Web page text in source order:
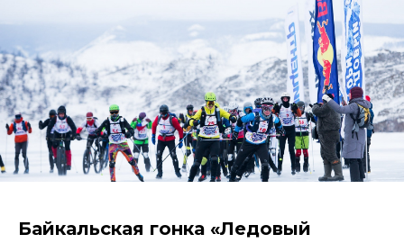
Байкальская гонка «Ледовый